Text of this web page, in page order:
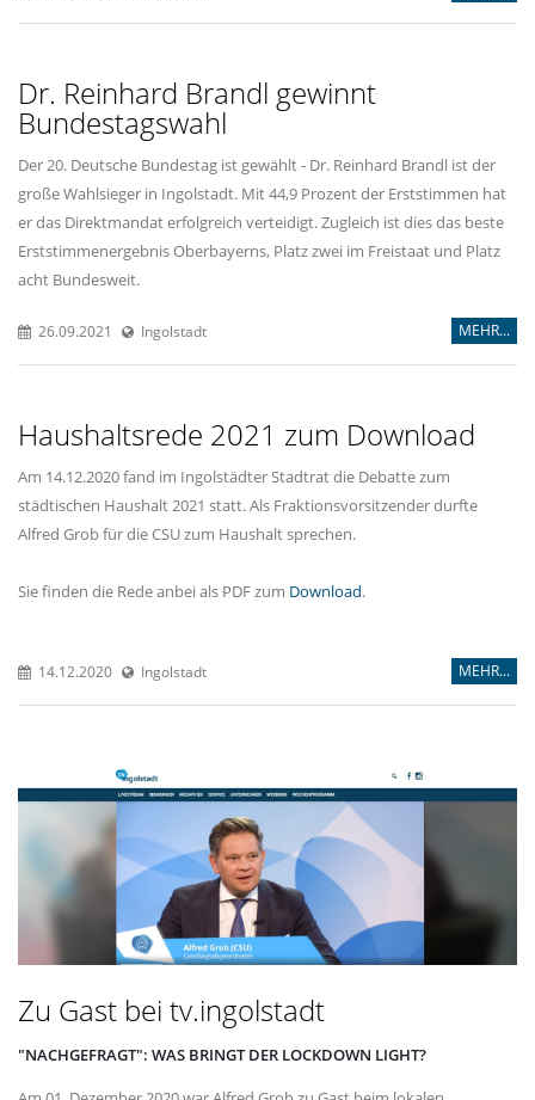
Dr. Reinhard Brandl gewinnt
Bundestagswahl
Der 20. Deutsche Bundestag ist gewählt - Dr. Reinhard Brandl ist der
große Wahlsieger in Ingolstadt. Mit 44,9 Prozent der Erststimmen hat
er das Direktmandat erfolgreich verteidigt. Zugleich ist dies das beste
Erststimmenergebnis Oberbayerns, Platz zwei im Freistaat und Platz
acht Bundesweit.
26.09.2021 Ingolstadt MEHR...
Haushaltsrede 2021 zum Download
Am 14.12.2020 fand im Ingolstädter Stadtrat die Debatte zum
städtischen Haushalt 2021 statt. Als Fraktionsvorsitzender durfte
Alfred Grob für die CSU zum Haushalt sprechen.
Sie finden die Rede anbei als PDF zum Download.
14.12.2020 Ingolstadt MEHR...
Zu Gast bei tv.ingolstadt
"NACHGEFRAGT": WAS BRINGT DER LOCKDOWN LIGHT?